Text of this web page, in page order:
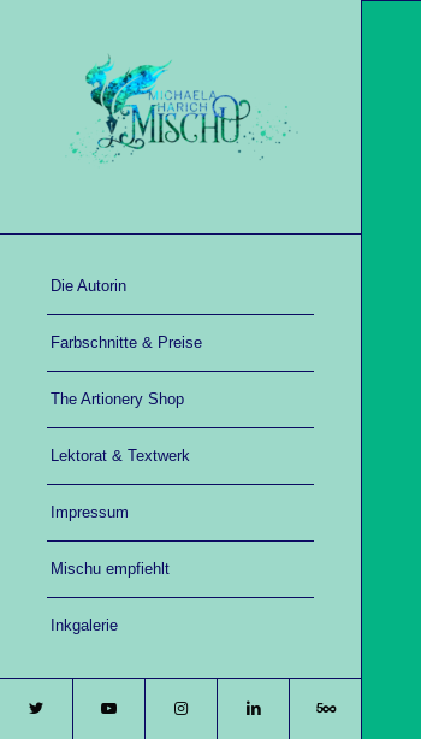
Die Autorin
Farbschnitte & Preise
The Artionery Shop
Lektorat & Textwerk
Impressum
Mischu empfiehlt
Inkgalerie